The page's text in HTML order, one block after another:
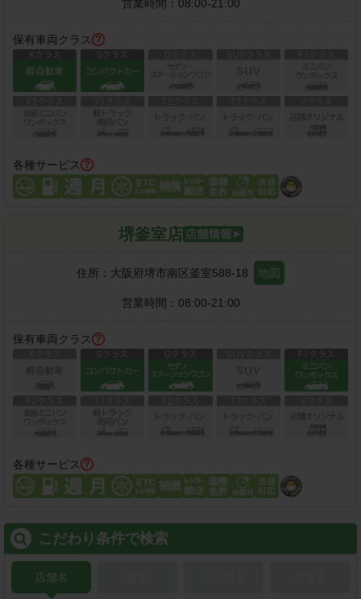
営業時間： 08:00-21:00
保有車両クラス
各種サービス
堺釜室店
住所： 大阪府堺市南区釜室588-18 地図
営業時間： 08:00-21:00
保有車両クラス
各種サービス
こだわり条件で検索
店舗名